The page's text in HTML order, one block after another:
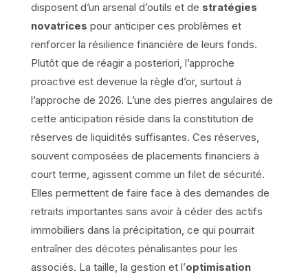
disposent d’un arsenal d’outils et de stratégies
novatrices pour anticiper ces problèmes et
renforcer la résilience financière de leurs fonds.
Plutôt que de réagir a posteriori, l’approche
proactive est devenue la règle d’or, surtout à
l’approche de 2026. L’une des pierres angulaires de
cette anticipation réside dans la constitution de
réserves de liquidités suffisantes. Ces réserves,
souvent composées de placements financiers à
court terme, agissent comme un filet de sécurité.
Elles permettent de faire face à des demandes de
retraits importantes sans avoir à céder des actifs
immobiliers dans la précipitation, ce qui pourrait
entraîner des décotes pénalisantes pour les
associés. La taille, la gestion et l’optimisation